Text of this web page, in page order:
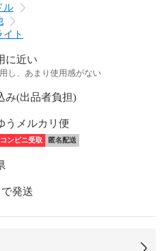
ル
イト
に近い
し、あまり使用感がない
み(出品者負担)
うメルカリ便
ンビニ受取 匿名配送
発送